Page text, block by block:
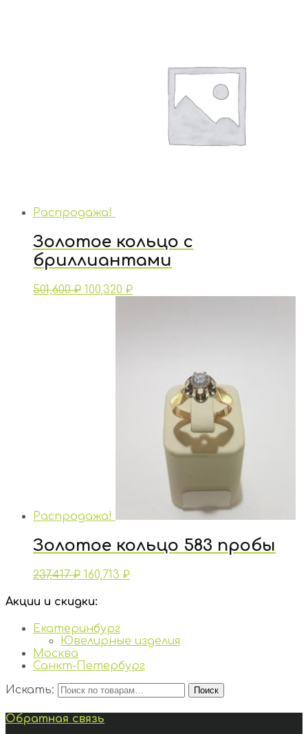
Распродажа!
Золотое кольцо с
бриллиантами
501,600₽ 100,320 ₽
Распродажа!
Золотое кольцо 583 пробы
237,417₽ 160,713 ₽
Акции и скидки:
Екатеринбург
Ювелирные изделия
Москва
Санкт-Петербург
Искать:
Поиск
Обратная связь